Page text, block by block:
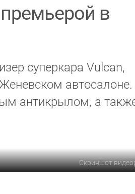
в
суперкара Vulcan,
антикрылом, а
Скриншот